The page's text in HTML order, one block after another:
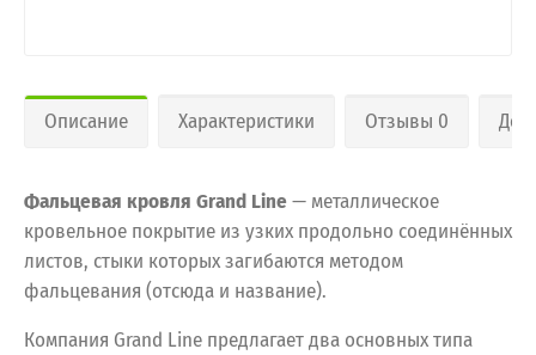
Описание Характеристики Отзывы 0
Фальцевая кровля Grand Line— металлическое
кровельное покрытие из узких продольно соединённых
листов, стыки которых загибаются методом
фальцевания (отсюда и название).
Компания Grand Line предлагает два основных типа